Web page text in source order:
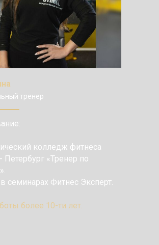
тренер
колледж фитнеса
Петербург «Тренер по
семинарах Фитнес Эксперт.
более 10-ти лет.